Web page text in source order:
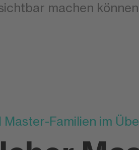
machen
Master-Familien im